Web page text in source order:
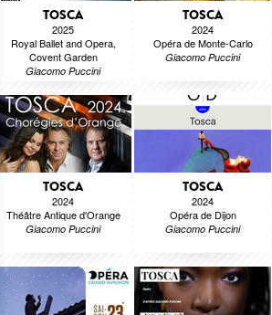
TOSCA
2025
Royal Ballet and Opera,
Covent Garden
Giacomo Puccini
TOSCA
2024
Opéra de Monte-Carlo
Giacomo Puccini
TOSCA
2024
Théâtre Antique d'Orange
Giacomo Puccini
TOSCA
2024
Opéra de Dijon
Giacomo Puccini